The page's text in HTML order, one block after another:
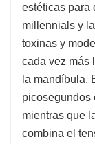
estéticas para
millennials y
toxinas y
cada vez más
la mandíbula.
picosegundos
mientras que
combina el